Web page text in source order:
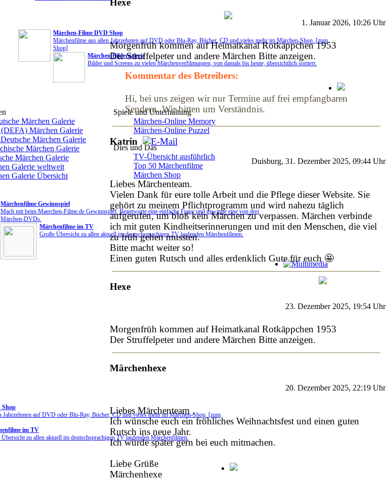
Märchen-Filme DVD Shop
Märchenfilme aus allen Jahrzehnten auf DVD oder Blu-Ray, Bücher, CD und vieles mehr im Märchen-Shop. [zum
Shop]
Märchen Bildergalerie
Bilder und Screens zu vielen Märchenverfilmungen, von damals bis heute, übersichtlich sortiert.
Märchen Galerie
Märchen Galerie
Märchen Galerie
Märchen Galerie
Märchen Galerie
Galerie weltweit
Galerie Übersicht
Spiele und Unterhaltung
Märchen-Online Memory
Märchen-Online Puzzel
Dies und Das
TV-Übersicht ausführlich
Top 50 Märchenfilme
Märchen Shop
Märchenfilme Gewinnspiel
Mach mit beim Maerchen-Filme.de Gewinnspiel. Beantworte eine einfache Frage und gewinne eine von drei
Märchen-DVDs.
Märchenfilme im TV
Große Übersicht zu allen aktuell im deutschsprachigen TV laufenden Märchenfilmen.
Shop
Jahrzehnten auf DVD oder Blu-Ray, Bücher, CD und vieles mehr im Märchen-Shop. [zum
im TV
Übersicht zu allen aktuell im deutschsprachigen TV laufenden Märchenfilmen.
Hexe
1. Januar 2026, 10:26 Uhr
Morgenfrüh kommen auf Heimatkanal Rotkäppchen 1953
Der Struffelpeter und andere Märchen Bitte anzeigen.
Kommentar des Betreibers:
Hi, bei uns zeigen wir nur Termine auf frei empfangbaren
Sendern. Wir bitten um Verständnis.
Katrin
Duisburg, 31. Dezember 2025, 09:44 Uhr
Liebes Märchenteam.
Vielen Dank für eure tolle Arbeit und die Pflege dieser Website. Sie
gehört zu meinem Pflichtprogramm und wird nahezu täglich
aufgerufen, um bloß kein Märchen zu verpassen. Märchen verbinde
ich mit guten Kindheitserinnerungen und mit den Menschen, die viel
zu früh gehen mussten.
Bitte macht weiter so!
Einen guten Rutsch und alles erdenklich Gute für euch 🤩
Hexe
23. Dezember 2025, 19:54 Uhr
Morgenfrüh kommen auf Heimatkanal Rotkäppchen 1953
Der Struffelpeter und andere Märchen Bitte anzeigen.
Märchenhexe
20. Dezember 2025, 22:19 Uhr
Liebes Märchenteam ,
Ich wünsche euch ein fröhliches Weihnachtsfest und einen guten
Rutsch ins neue Jahr.
Ich würde später gern bei euch mitmachen.
Liebe Grüße
Märchenhexe